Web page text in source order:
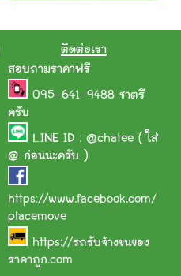
ติดต่อเรา
สอบถามราคาฟรี
095-641-9488 ชาตรี
ครับ
LINE ID : @chatee ( ใส่
@ ก่อนนะครับ )
https://www.facebook.com/
placemove
https://รถรับจ้างขนของ
ราคาถูก.com